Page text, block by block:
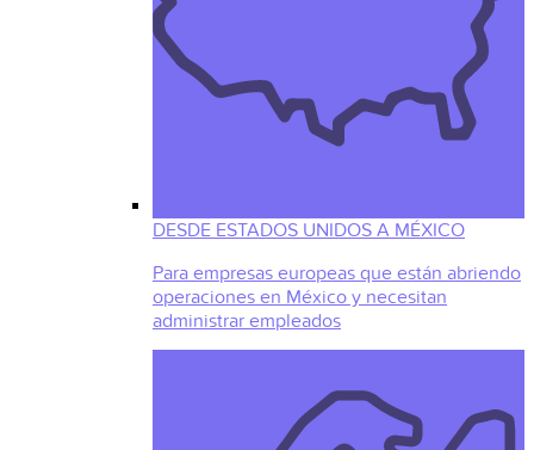
DESDE ESTADOS UNIDOS A MÉXICO
Para empresas europeas que están abriendo
operaciones en México y necesitan
administrar empleados